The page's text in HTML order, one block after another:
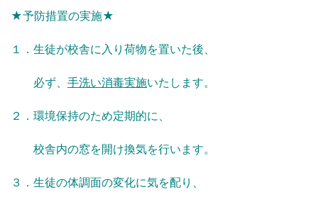
★予防措置の実施★
１．生徒が校舎に入り荷物を置いた後、
必ず、 手洗い消毒実施いたします。
２．環境保持のため定期的に、
校舎内の窓を開け換気を行います。
３．生徒の体調面の変化に気を配り、